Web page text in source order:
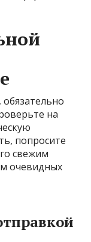
на
попросите
свежим
очевидных